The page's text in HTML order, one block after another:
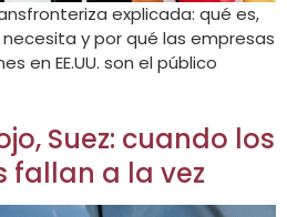
explicada: qué es,
y por qué las empresas
en EE.UU. son el público
Suez: cuando los
fallan a la vez